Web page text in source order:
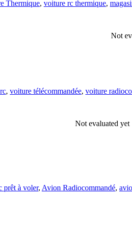
Thermique, voiture rc thermique,
Not
, voiture télécommandée, voiture
Not evaluated yet
prêt à voler, Avion Radiocommandé,